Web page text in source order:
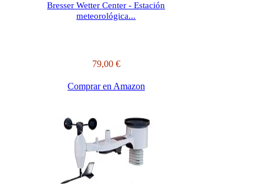
Bresser Wetter Center - Estación
meteorológica...
79,00 €
Comprar en Amazon